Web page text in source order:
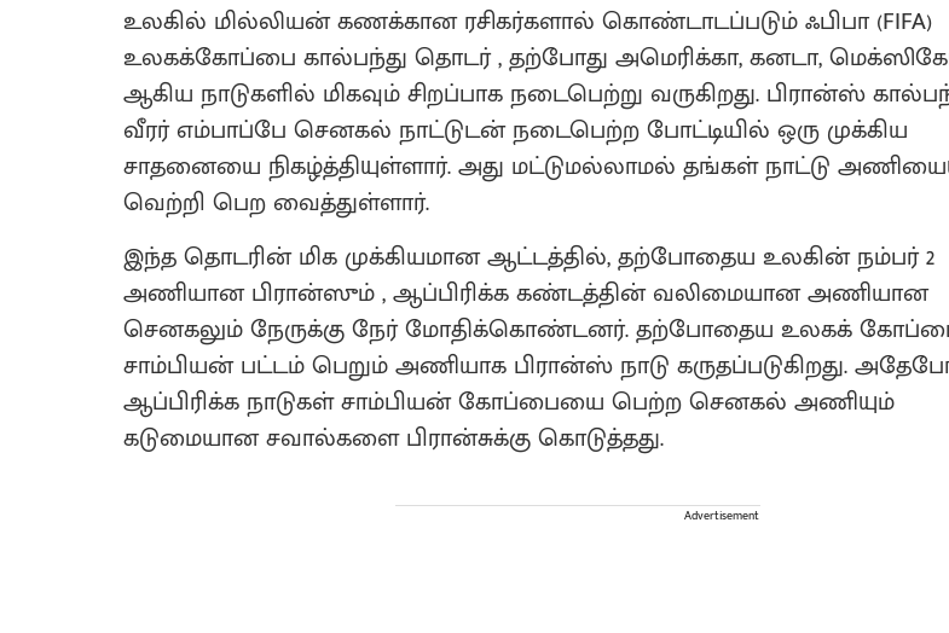
உலகில் மில்லியன் கணக்கான ரசிகர்களால் கொண்டாடப்படும் ஃபிபா (FIFA)
உலகக்கோப்பை கால்பந்து தொடர் , தற்போது அமெரிக்கா, கனடா,
ஆகிய நாடுகளில் மிகவும் சிறப்பாக நடைபெற்று வருகிறது. பிரான்ஸ்
வீரர் எம்பாப்பே செனகல் நாட்டுடன் நடைபெற்ற போட்டியில் ஒரு முக்கிய
சாதனையை நிகழ்த்தியுள்ளார். அது மட்டுமல்லாமல் தங்கள் நாட்டு
வெற்றி பெற வைத்துள்ளார்.
இந்த தொடரின் மிக முக்கியமான ஆட்டத்தில், தற்போதைய உலகின் நம்பர் 2
அணியான பிரான்ஸும் , ஆப்பிரிக்க கண்டத்தின் வலிமையான அணியான
செனகலும் நேருக்கு நேர் மோதிக்கொண்டனர். தற்போதைய உலகக்
சாம்பியன் பட்டம் பெறும் அணியாக பிரான்ஸ் நாடு கருதப்படுகிறது.
ஆப்பிரிக்க நாடுகள் சாம்பியன் கோப்பையை பெற்ற செனகல் அணியும்
கடுமையான சவால்களை பிரான்சுக்கு கொடுத்தது.
Advertisement